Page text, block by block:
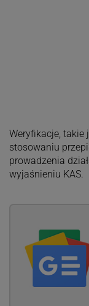
Weryfikacje, takie
stosowaniu
prowadzenia
wyjaśnieniu KAS.